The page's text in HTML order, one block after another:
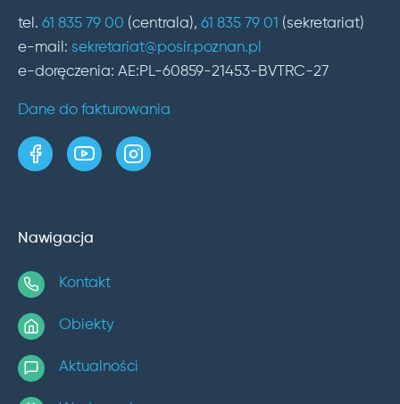
tel. 61 835 79 00 (centrala), 61 835 79 01 (sekretariat)
e-mail: sekretariat@posir.poznan.pl
e-doręczenia: AE:PL-60859-21453-BVTRC-27
Dane do fakturowania
strona w serwisie Facebook
kanał w serwisie YouTube
profil w serwisie Instagram
Nawigacja
Kontakt
Obiekty
Aktualności